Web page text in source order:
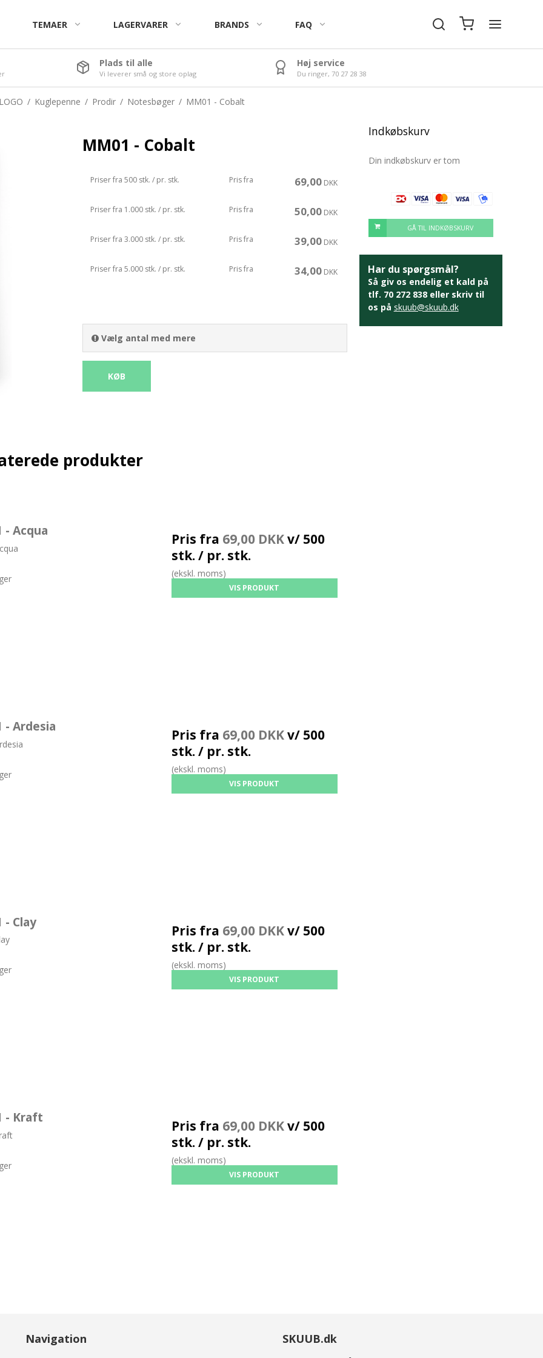
Snackbægre
TEMAER
Påske
LAGERVARER BRANDS FAQ
Vingummibamser
Kalfany Standard Bolsjer
Kalfany Special Bolsjer
Flowpack
Pebernødder
Plads til alle
Vi leverer små og store oplag
Høj service
Du ringer, 70 27 28 38
/ Kuglepenne / Prodir / Notesbøger / MM01 - Cobalt
MM01 - Cobalt
Priser fra 500 stk. / pr. stk. Pris fra 69,00 DKK
Priser fra 1.000 stk. / pr. stk. Pris fra 50,00 DKK
Priser fra 3.000 stk. / pr. stk. Pris fra 39,00 DKK
Priser fra 5.000 stk. / pr. stk. Pris fra 34,00 DKK
Vælg antal med mere
KØB
produkter
- Acqua
Pris fra 69,00 DKKv/ 500
stk. / pr. stk.
(ekskl. moms)
VIS PRODUKT
- Ardesia
Pris fra 69,00 DKKv/ 500
stk. / pr. stk.
(ekskl. moms)
VIS PRODUKT
- Clay
Pris fra 69,00 DKKv/ 500
stk. / pr. stk.
(ekskl. moms)
VIS PRODUKT
- Kraft
Pris fra 69,00 DKKv/ 500
stk. / pr. stk.
(ekskl. moms)
VIS PRODUKT
Indkøbskurv
Din indkøbskurv er tom
GÅ TIL INDKØBSKURV
Har du spørgsmål?
Så giv os endelig et kald på
tlf. 70 272 838 eller skriv til
os på skuub@skuub.dk
Navigation SKUUB.dk